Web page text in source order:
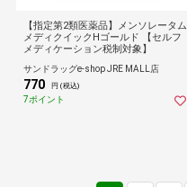
【指定第2類医薬品】メンソレータム
メディクイックHゴールド 【セルフ
メディケーション税制対象】
サンドラッグe-shop JRE MALL店
770 円 (税込)
7ポイント